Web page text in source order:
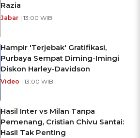
Razia
Jabar | 13:00 WIB
Hampir 'Terjebak' Gratifikasi,
Purbaya Sempat Diming-Imingi
Diskon Harley-Davidson
Video | 13:00 WIB
Hasil Inter vs Milan Tanpa
Pemenang, Cristian Chivu Santai:
Hasil Tak Penting